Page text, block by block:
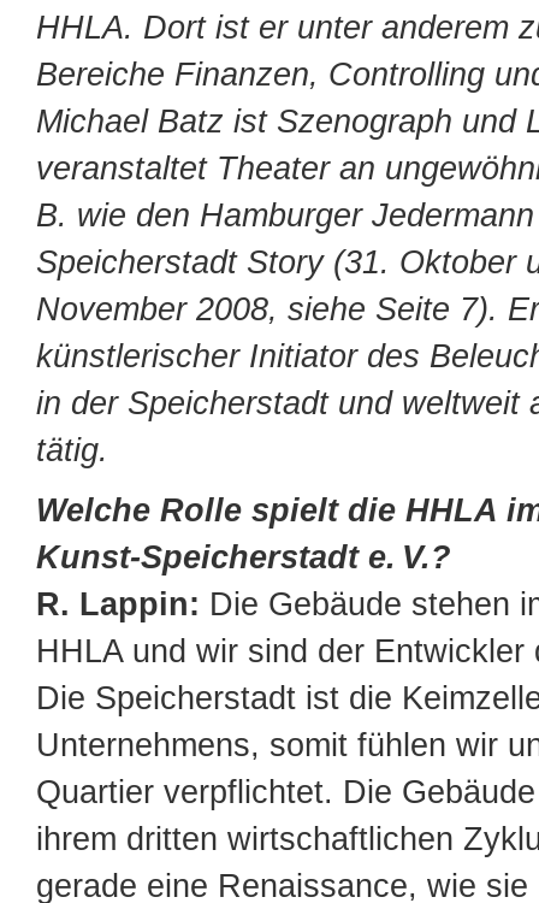
HHLA. Dort ist er unter anderem
Bereiche Finanzen, Controlling
Michael Batz ist Szenograph und
veranstaltet Theater an
B. wie den Hamburger
Speicherstadt Story (31. Oktober
November 2008, siehe Seite 7).
künstlerischer Initiator des
in der Speicherstadt und weltweit
tätig.
Welche Rolle spielt die HHLA
Kunst-Speicherstadt e. V.?
R. Lappin: Die Gebäude stehen
HHLA und wir sind der Entwickler
Die Speicherstadt ist die
Unternehmens, somit fühlen wir
Quartier verpflichtet. Die
ihrem dritten wirtschaftlichen
gerade eine Renaissance, wie